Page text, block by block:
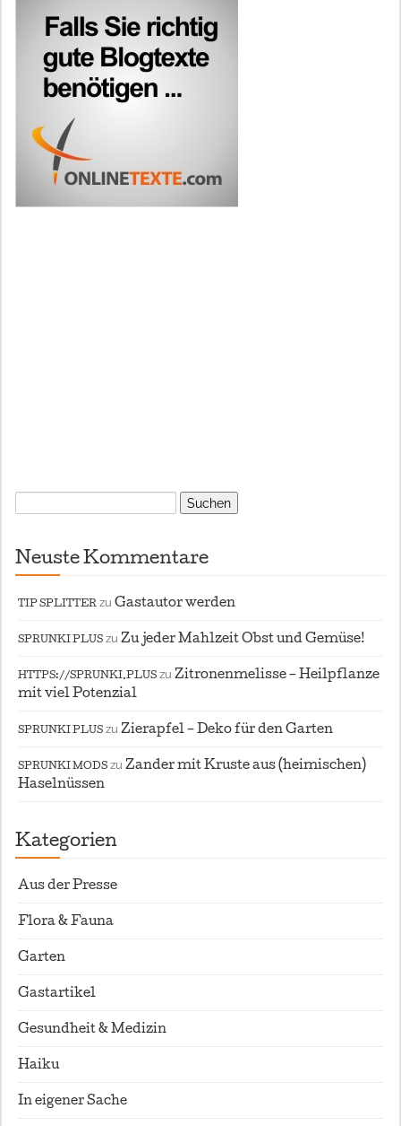
Suchen
nach:
Neuste Kommentare
TIP SPLITTER zu Gastautor werden
SPRUNKI PLUS zu Zu jeder Mahlzeit Obst und Gemüse!
HTTPS://SPRUNKI.PLUS zu Zitronenmelisse – Heilpflanze
mit viel Potenzial
SPRUNKI PLUS zu Zierapfel – Deko für den Garten
SPRUNKI MODS zu Zander mit Kruste aus (heimischen)
Haselnüssen
Kategorien
Aus der Presse
Flora & Fauna
Garten
Gastartikel
Gesundheit & Medizin
Haiku
In eigener Sache